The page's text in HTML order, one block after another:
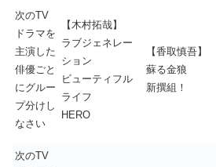
次のTV
ドラマを
主演した
俳優ごと
にグルー
プ分けし
なさい
【木村拓哉】
ラブジェネレー
ション
ビューティフル
ライフ
HERO
【香取慎吾】
蘇る金狼
新撰組！
次のTV